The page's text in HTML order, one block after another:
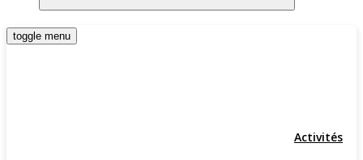
toggle menu
Activités